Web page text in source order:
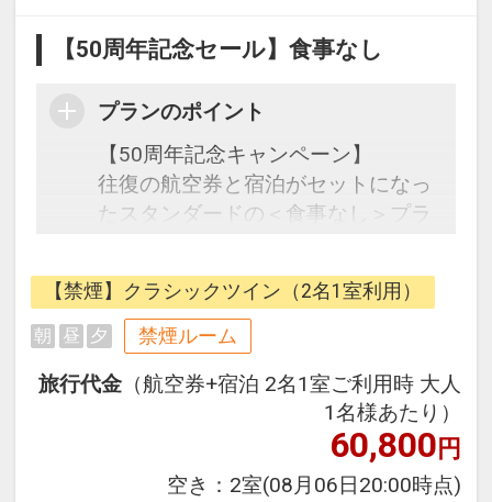
【50周年記念セール】食事なし
プランのポイント
【50周年記念キャンペーン】
往復の航空券と宿泊がセットになっ
たスタンダードの＜食事なし＞プラ
フライトと宿泊を自由に組み合わせ
できるダイナミックパッケージだか
ら、一都市滞在はもちろん周遊旅行
にも最適！
旅行期間中の1泊だけの宿泊や延
泊・飛び泊なども自由自在です。
JALマイレージ会員の方にはフライ
トマイルが50%貯まります。
【禁煙】クラシックツイン（2名1室利用）
朝 昼 夕 禁煙ルーム
旅行代金 （航空券+宿泊 2名1室ご利用時 大人
1名様あたり）
60,800円
空き： 2室(08月06日20:00時点)